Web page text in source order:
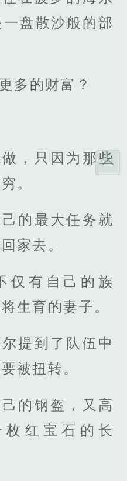
盘散沙般的部
多的财富？
，只因为那些
。
的最大任务就
家去。
仅有自己的族
生育的妻子。
提到了队伍中
被扭转。
的钢盔，又高
红宝石的长